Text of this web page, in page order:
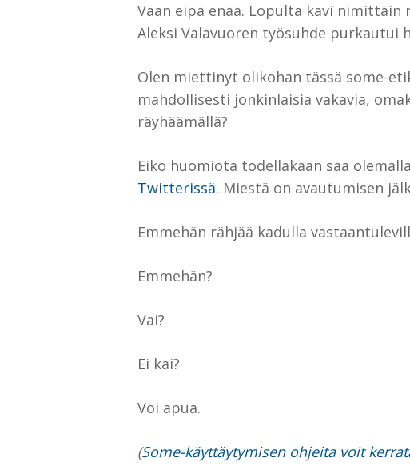
Vaan eipä enää. Lopulta kävi
Aleksi Valavuoren työsuhde purkautui
Olen miettinyt olikohan tässä some-
mahdollisesti jonkinlaisia vakavia,
räyhäämällä?
Eikö huomiota todellakaan saa
Twitterissä. Miestä on avautumisen
Emmehän rähjää kadulla
Emmehän?
Vai?
Ei kai?
Voi apua.
(Some-käyttäytymisen ohjeita voit